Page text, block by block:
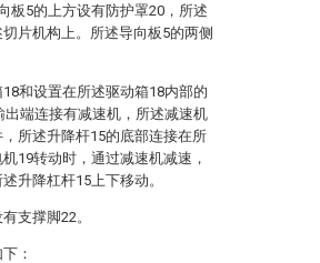
板5的上方设有防护罩20，所述
片机构上。所述导向板5的两侧
和设置在所述驱动箱18内部的
出端连接有减速机，所述减速机
所述升降杆15的底部连接在所
19转动时，通过减速机减速，
升降杠杆15上下移动。
支撑脚22。
：